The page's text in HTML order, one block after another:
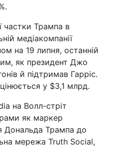
частки Трампа в
медіакомпанії
на 19 липня, останній
як президент Джо
й підтримав Гарріс.
у $3,1 млрд.
на Волл-стріт
як маркер
Дональда Трампа до
мережа Truth Social,